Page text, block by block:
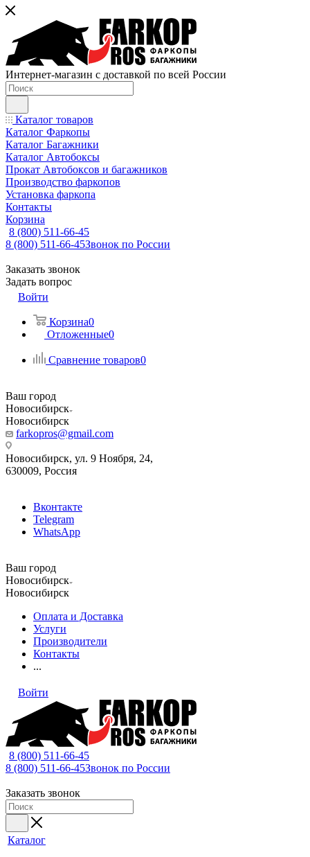
Интернет-магазин с доставкой по всей России
Каталог товаров
Каталог Фаркопы
Каталог Багажники
Каталог Автобоксы
Прокат Автобоксов и багажников
Производство фаркопов
Установка фаркопа
Контакты
Корзина
8 (800) 511-66-45
8 (800) 511-66-45Звонок по России
Заказать звонок
Задать вопрос
Войти
Корзина0
Отложенные0
Сравнение товаров0
Ваш город
Новосибирск
Новосибирск
farkopros@gmail.com
Новосибирск, ул. 9 Ноября, 24,
630009, Россия
Вконтакте
Telegram
WhatsApp
Ваш город
Новосибирск
Новосибирск
Оплата и Доставка
Услуги
Производители
Контакты
...
Войти
8 (800) 511-66-45
8 (800) 511-66-45Звонок по России
Заказать звонок
Каталог